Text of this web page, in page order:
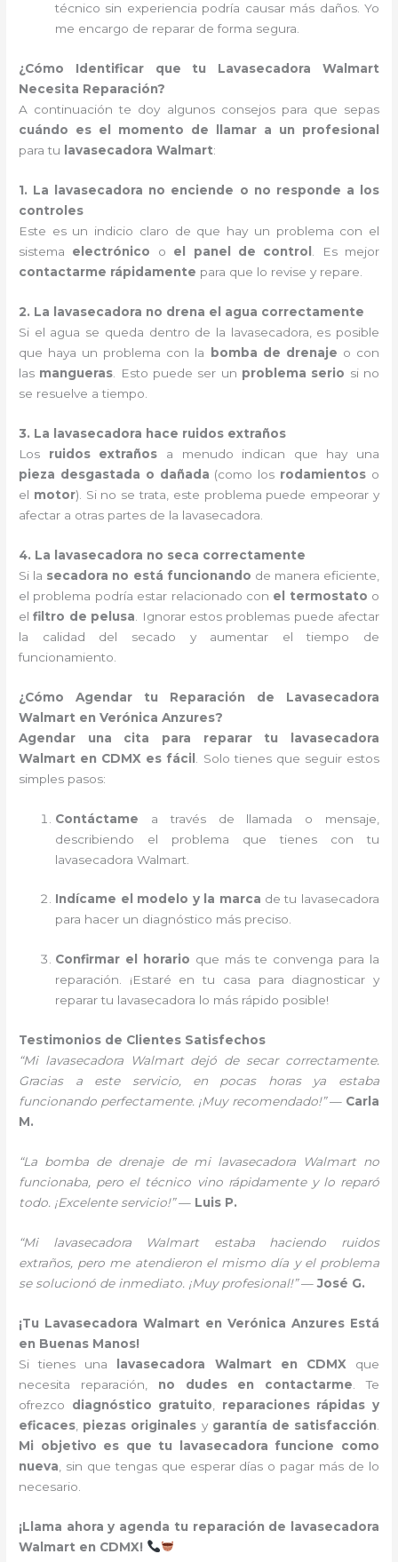
técnico sin experiencia podría causar más daños. Yo
me encargo de reparar de forma segura.
¿Cómo Identificar que tu Lavasecadora Walmart
Necesita Reparación?
A continuación te doy algunos consejos para que sepas
cuándo es el momento de llamar a un profesional
para tu
lavasecadora Walmart:
1. La lavasecadora no enciende o no responde a los
controles
Este es un indicio claro de que hay un problema con el
sistema electrónico o el panel de control
. Es mejor
contactarme rápidamente para que lo revise y repare.
2. La lavasecadora no drena el agua correctamente
Si el agua se queda dentro de la lavasecadora, es posible
que haya un problema con la
bomba de drenaje o con
las mangueras . Esto puede ser un problema serio si no
se resuelve a tiempo.
3. La lavasecadora hace ruidos extraños
Los ruidos extraños a menudo indican que hay una
pieza desgastada o dañada (como los rodamientos o
el motor). Si no se trata, este problema puede empeorar y
afectar a otras partes de la lavasecadora.
4. La lavasecadora no seca correctamente
Si la secadora no está funcionando de manera eficiente,
el problema podría estar relacionado con el termostato o
elfiltro de pelusa . Ignorar estos problemas puede afectar
la calidad del secado y aumentar el tiempo de
funcionamiento.
¿Cómo Agendar tu Reparación de Lavasecadora
Walmart en Verónica Anzures?
Agendar una cita para reparar tu lavasecadora
Walmart en CDMX es fácil
. Solo tienes que seguir estos
simples pasos:
Contáctame a través de llamada o mensaje,
describiendo el problema que tienes con tu
lavasecadora Walmart.
Indícame el modelo y la marca de tu lavasecadora
para hacer un diagnóstico más preciso.
Confirmar el horario que más te convenga para la
reparación. ¡Estaré en tu casa para diagnosticar y
reparar tu lavasecadora lo más rápido posible!
Testimonios de Clientes Satisfechos
“Mi lavasecadora Walmart dejó de secar correctamente.
Gracias a este servicio, en pocas horas ya estaba
funcionando perfectamente. ¡Muy recomendado!”— Carla
M.
“La bomba de drenaje de mi lavasecadora Walmart no
funcionaba, pero el técnico vino rápidamente y lo reparó
todo. ¡Excelente servicio!”— Luis P.
“Mi lavasecadora Walmart estaba haciendo ruidos
extraños, pero me atendieron el mismo día y el problema
se solucionó de inmediato. ¡Muy profesional!”—José G.
¡Tu Lavasecadora Walmart en Verónica Anzures Está
en Buenas Manos!
Si tienes una
lavasecadora Walmart en CDMX que
necesita reparación, no dudes en contactarme . Te
ofrezco diagnóstico gratuito
reparaciones rápidas y
eficaces piezas originales y garantía de satisfacción
Mi objetivo es que tu lavasecadora funcione como
nueva , sin que tengas que esperar días o pagar más de lo
necesario.
¡Llama ahora y agenda tu reparación de lavasecadora
Walmart en CDMX!